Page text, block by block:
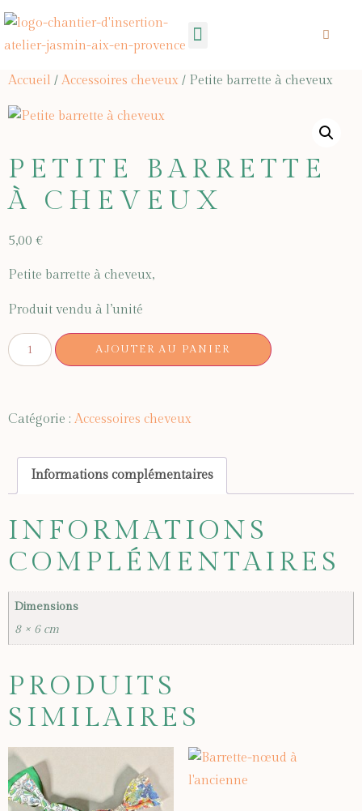
Accueil / Accessoires cheveux / Petite barrette à cheveux
PETITE BARRETTE
À CHEVEUX
5,00 €
Petite barrette à cheveux,
Produit vendu à l’unité
AJOUTER AU PANIER
Catégorie : Accessoires cheveux
Informations complémentaires
INFORMATIONS
COMPLÉMENTAIRES
Dimensions
8 × 6 cm
PRODUITS
SIMILAIRES